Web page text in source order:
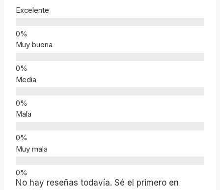
Excelente
Muy buena
Media
Mala
Muy mala
No hay reseñas todavía. Sé el primero en